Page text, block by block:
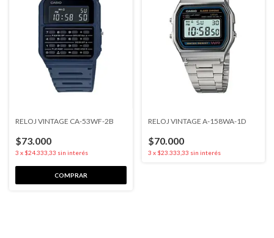
RELOJ VINTAGE CA-53WF-2B
$73.000
3 x $24.333,33 sin interés
RELOJ VINTAGE A-158WA-1D
$70.000
3 x $23.333,33 sin interés